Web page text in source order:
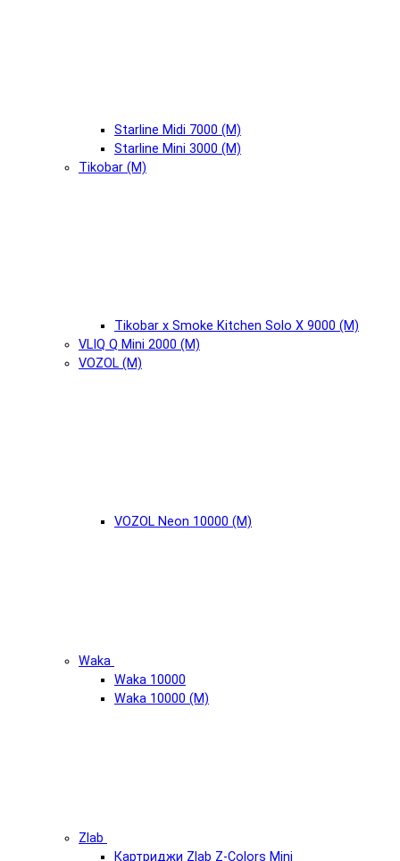
Starline Midi 7000 (М)
Starline Mini 3000 (М)
Tikobar (М)
Tikobar x Smoke Kitchen Solo X 9000 (М)
VLIQ Q Mini 2000 (М)
VOZOL (М)
VOZOL Neon 10000 (М)
Waka
Waka 10000
Waka 10000 (М)
Zlab
Картриджи Zlab Z-Colors Mini